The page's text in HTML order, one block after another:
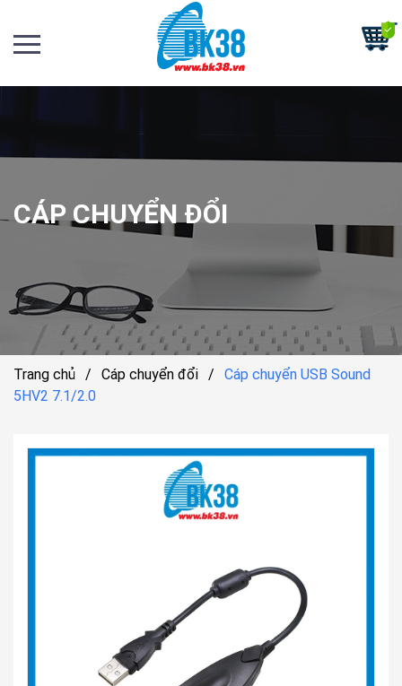
CÁP CHUYỂN ĐỔI
Trang chủ / Cáp chuyển đổi /
Cáp chuyển USB Sound
5HV2 7.1/2.0